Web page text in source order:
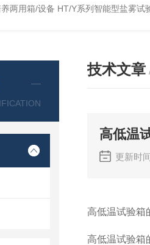
两用箱/设备 HT/Y系列智能型盐雾试
技术文章
高低温
更新时
高低温试验箱
高低温试验箱